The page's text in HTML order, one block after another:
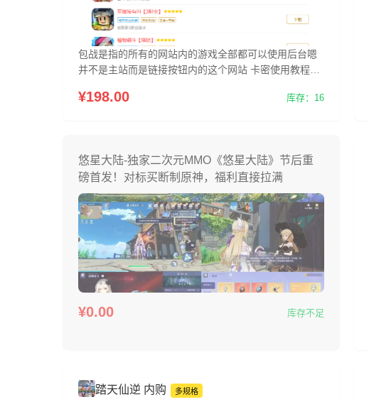
包战是指的所有的网站内的游戏全部都可以使用后台嗯
并不是主站而是链接按钮内的这个网站 卡密使用教程：
3.输入卡密，点击【立即使用】
¥198.00 库存：16
悠星大陆-独家二次元MMO《悠星大陆》节后重
磅首发！对标买断制原神，福利直接拉满
¥0.00 库存不足
踏天仙逆 内购 多规格